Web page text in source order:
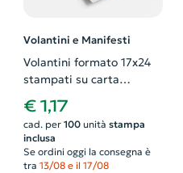
Volantini e Manifesti
Volantini formato 17x24
stampati su carta
patinata. Possibilità di
richiedere anche il
progetto grafico
€ 1,17
cad. per 100unità stampa
inclusa
Se ordini oggi la consegna è
tra 13/08 e il 17/08